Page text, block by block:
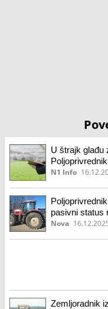
U štrajk glađu
četiri puta
N1 Info
pasivni status
štrajk glađu:
Nova
Zemljoradnik